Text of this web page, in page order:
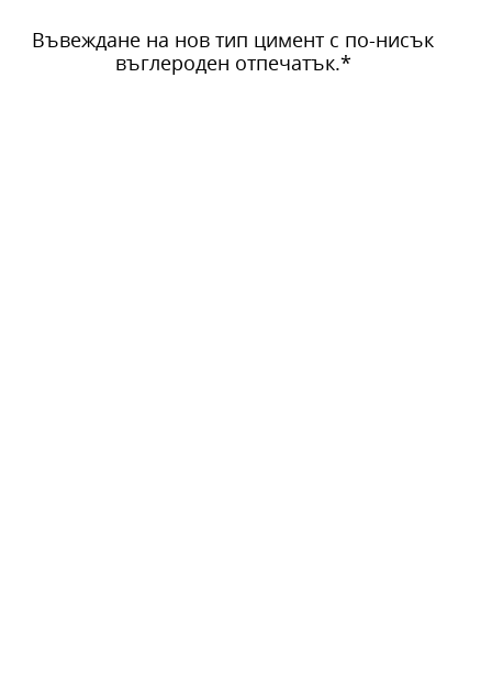
Въвеждане на нов тип цимент с по-нисък
въглероден отпечатък.*